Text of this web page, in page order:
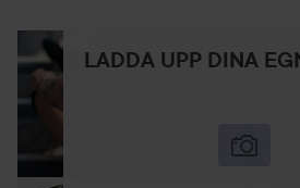
LADDA UPP DINA